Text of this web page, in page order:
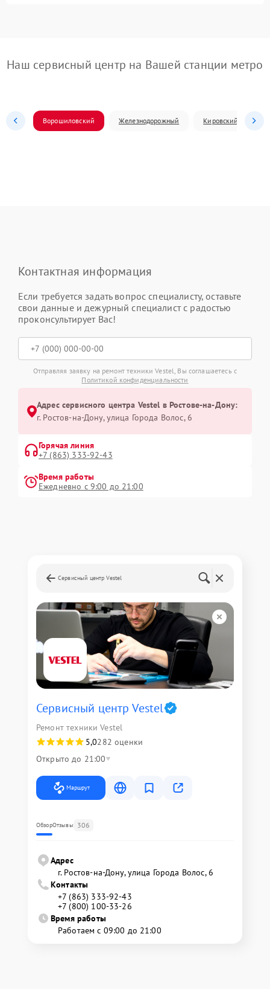
Наш сервисный центр на Вашей станции метро
Ворошиловский Железнодорожный Кировский
Контактная информация
Если требуется задать вопрос специалисту, оставьте
свои данные и дежурный специалист с радостью
проконсультирует Вас!
Отправляя заявку на ремонт техники Vestel, Вы соглашаетесь с
Политикой конфиденциальности
Адрес сервисного центра Vestel в Ростове-на-Дону:
г. Ростов-на-Дону, улица Города Волос, 6
Горячая линия
+7 (863) 333-92-43
Время работы
Ежедневно с 9:00 до 21:00
Сервисный центр Vestel
Сервисный центр Vestel
Ремонт техники Vestel
5,0282 оценки
Открыто до 21:00
Маршрут
ОбзорОтзывы 306
Адрес
г. Ростов-на-Дону, улица Города Волос, 6
Контакты
+7 (863) 333-92-43
+7 (800) 100-33-26
Время работы
Работаем с 09:00 до 21:00